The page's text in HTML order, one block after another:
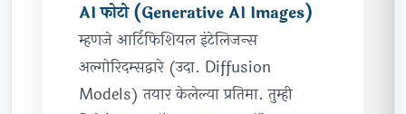
AI फोटो (Generative AI Images)
म्हणजे आर्टिफिशियल इंटेलिजन्स
अल्गोरिदम्सद्वारे (उदा. Diffusion
Models) तयार केलेल्या प्रतिमा. तुम्ही